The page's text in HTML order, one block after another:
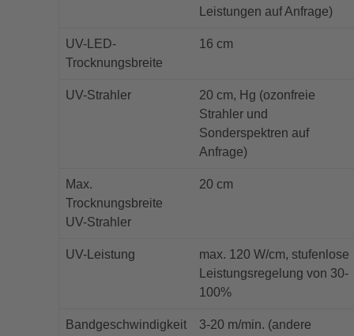
Leistungen auf Anfrage)
UV-LED-
Trocknungsbreite
16 cm
UV-Strahler
20 cm, Hg (ozonfreie
Strahler und
Sonderspektren auf
Anfrage)
Max.
Trocknungsbreite
UV-Strahler
20 cm
UV-Leistung
max. 120 W/cm, stufenlose
Leistungsregelung von 30-
100%
Bandgeschwindigkeit
3-20 m/min. (andere